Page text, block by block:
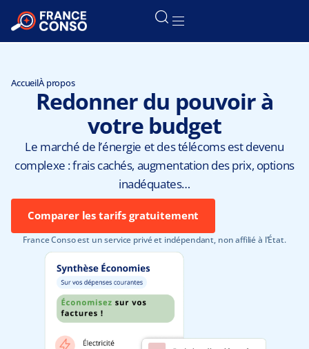
AccueilÀ propos
Redonner du pouvoir à
votre budget
Le marché de l’énergie et des télécoms est devenu
complexe : frais cachés, augmentation des prix, options
inadéquates…
Comparer les tarifs gratuitement
France Conso est un service privé et indépendant, non affilié à l’État.